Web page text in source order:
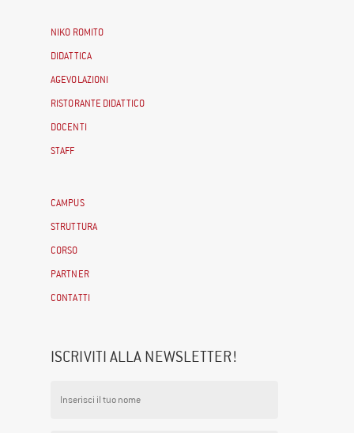
NIKO ROMITO
DIDATTICA
AGEVOLAZIONI
RISTORANTE DIDATTICO
DOCENTI
STAFF
CAMPUS
STRUTTURA
CORSO
PARTNER
CONTATTI
ISCRIVITI ALLA NEWSLETTER!